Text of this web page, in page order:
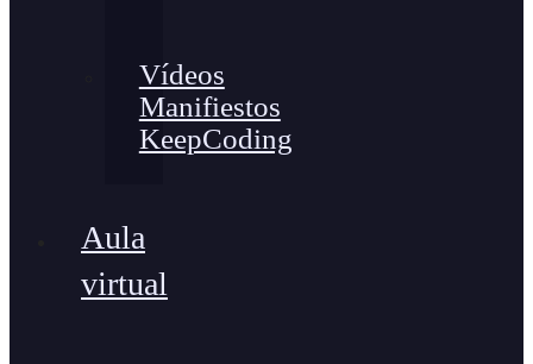
Vídeos
Manifiestos
KeepCoding
Aula
virtual